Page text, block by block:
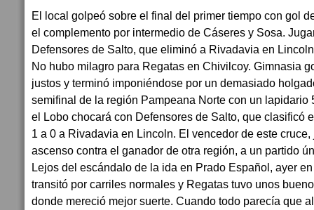
El local golpeó sobre el final del primer tiempo con gol
el complemento por intermedio de Cáseres y Sosa.
Defensores de Salto, que eliminó a Rivadavia en
No hubo milagro para Regatas en Chivilcoy. Gimnasia
justos y terminó imponiéndose por un demasiado
semifinal de la región Pampeana Norte con un lapidario
el Lobo chocará con Defensores de Salto, que clasificó
1 a 0 a Rivadavia en Lincoln. El vencedor de este
ascenso contra el ganador de otra región, a un partido
Lejos del escándalo de la ida en Prado Español, ayer
transitó por carriles normales y Regatas tuvo unos
donde mereció mejor suerte. Cuando todo parecía que